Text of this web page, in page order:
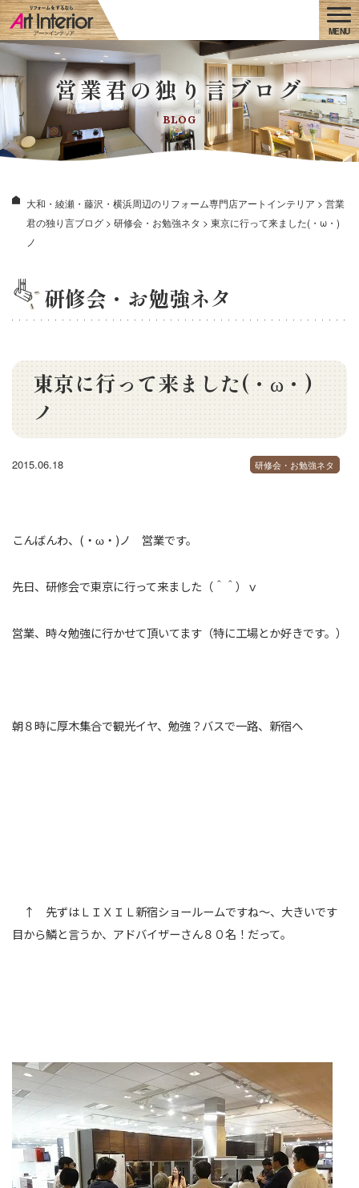
営業君の独り言ブログ
BLOG
大和・綾瀬・藤沢・横浜周辺のリフォーム専門店アートインテリア > 営業
君の独り言ブログ > 研修会・お勉強ネタ > 東京に行って来ました(・ω・)
ノ
研修会・お勉強ネタ
東京に行って来ました(・ω・)
ノ
2015.06.18 研修会・お勉強ネタ
こんばんわ、(・ω・)ノ 営業です。
先日、研修会で東京に行って来ました（＾＾）ｖ
営業、時々勉強に行かせて頂いてます（特に工場とか好きです。）
朝８時に厚木集合で観光イヤ、勉強？バスで一路、新宿へ
↑ 先ずはＬＩＸＩＬ新宿ショールームですね～、大きいです
目から鱗と言うか、アドバイザーさん８０名！だって。